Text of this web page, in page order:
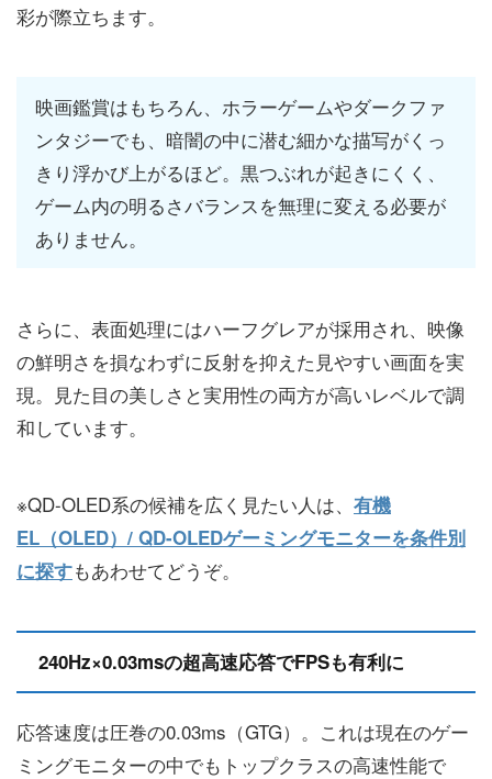
彩が際立ちます。
映画鑑賞はもちろん、ホラーゲームやダークファ
ンタジーでも、暗闇の中に潜む細かな描写がくっ
きり浮かび上がるほど。黒つぶれが起きにくく、
ゲーム内の明るさバランスを無理に変える必要が
ありません。
さらに、表面処理にはハーフグレアが採用され、映像
の鮮明さを損なわずに反射を抑えた見やすい画面を実
現。見た目の美しさと実用性の両方が高いレベルで調
和しています。
※QD-OLED系の候補を広く見たい人は、 有機
EL（OLED）/ QD-OLEDゲーミングモニターを条件別
に探すもあわせてどうぞ。
240Hz×0.03msの超高速応答でFPSも有利に
応答速度は圧巻の0.03ms（GTG）。これは現在のゲー
ミングモニターの中でもトップクラスの高速性能で